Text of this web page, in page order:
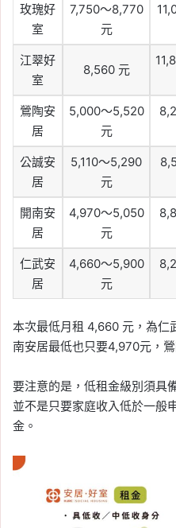
玫瑰好
室
7,750～8,770
元
江翠好
室
8,560 元
鶯陶安
居
5,000～5,520
元
公誠安
居
5,110～5,290
元
開南安
居
4,970～5,050
元
仁武安
居
4,660～5,900
元
本次最低月租 4,660 元，為仁
南安居最低也只要4,970元，
要注意的是，低租金級別須具
並不是只要家庭收入低於一般
金。